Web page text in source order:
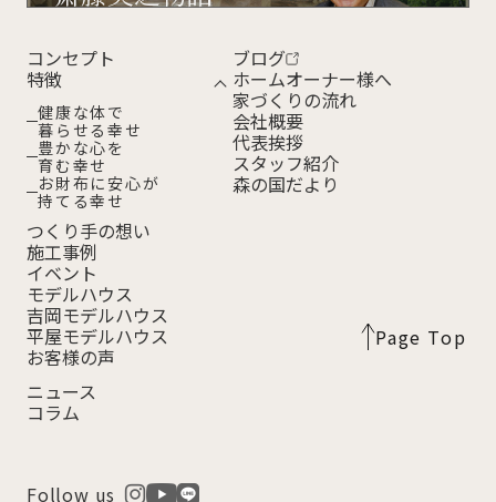
コンセプト
特徴
健康な体で
暮らせる幸せ
豊かな心を
育む幸せ
お財布に安心が
持てる幸せ
つくり手の想い
施工事例
イベント
モデルハウス
吉岡モデルハウス
平屋モデルハウス
お客様の声
ニュース
コラム
ブログ
ホームオーナー様へ
家づくりの流れ
会社概要
代表挨拶
スタッフ紹介
森の国だより
Follow us
Page Top